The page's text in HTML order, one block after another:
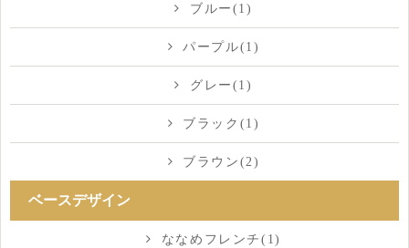
ブルー(1)
パープル(1)
グレー(1)
ブラック(1)
ブラウン(2)
ベースデザイン
ななめフレンチ(1)